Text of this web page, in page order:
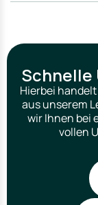
Schnelle
Hierbei
aus unserem
wir Ihnen bei
vollen